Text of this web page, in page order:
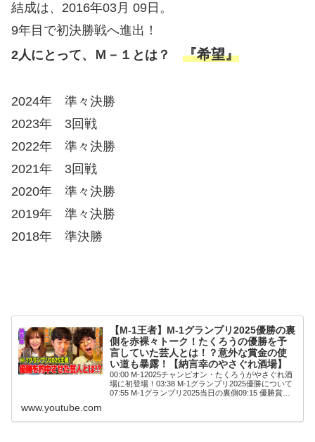
結成は、2016年03月 09日。
9年目で初決勝戦へ進出！
2人にとって、Ｍ－１とは？ 『希望』
2024年 準々決勝
2023年 3回戦
2022年 準々決勝
2021年 3回戦
2020年 準々決勝
2019年 準々決勝
2018年 準決勝
【M-1王者】M-1グランプリ2025優勝の裏
側を赤裸々トーク！たくろうの優勝を予
言していた芸人とは！？意外な賞金の使
い道も暴露！【納言幸のやさぐれ酒場】
00:00 M-12025チャンピオン・たくろうがやさぐれ酒
場に初登場！03:38 M-1グランプリ2025優勝について
07:55 M-1グランプリ2025当日の裏側09:15 優勝賞金
www.youtube.com